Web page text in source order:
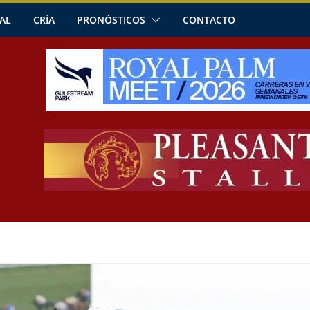
CRÍA PRONÓSTICOS CONTACTO